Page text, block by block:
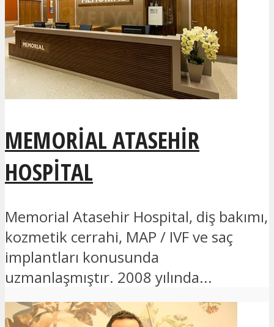
MEMORIAL ATASEHIR
HOSPITAL
Memorial Atasehir Hospital, diş bakımı,
kozmetik cerrahi, MAP / IVF ve saç
implantları konusunda
uzmanlaşmıştır. 2008 yılında...